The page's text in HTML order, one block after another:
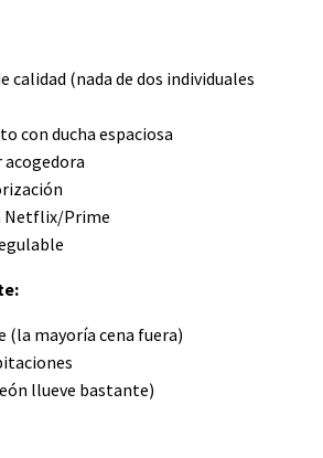
calidad (nada de dos individuales
con ducha espaciosa
acogedora
Netflix/Prime
(la mayoría cena fuera)
llueve bastante)